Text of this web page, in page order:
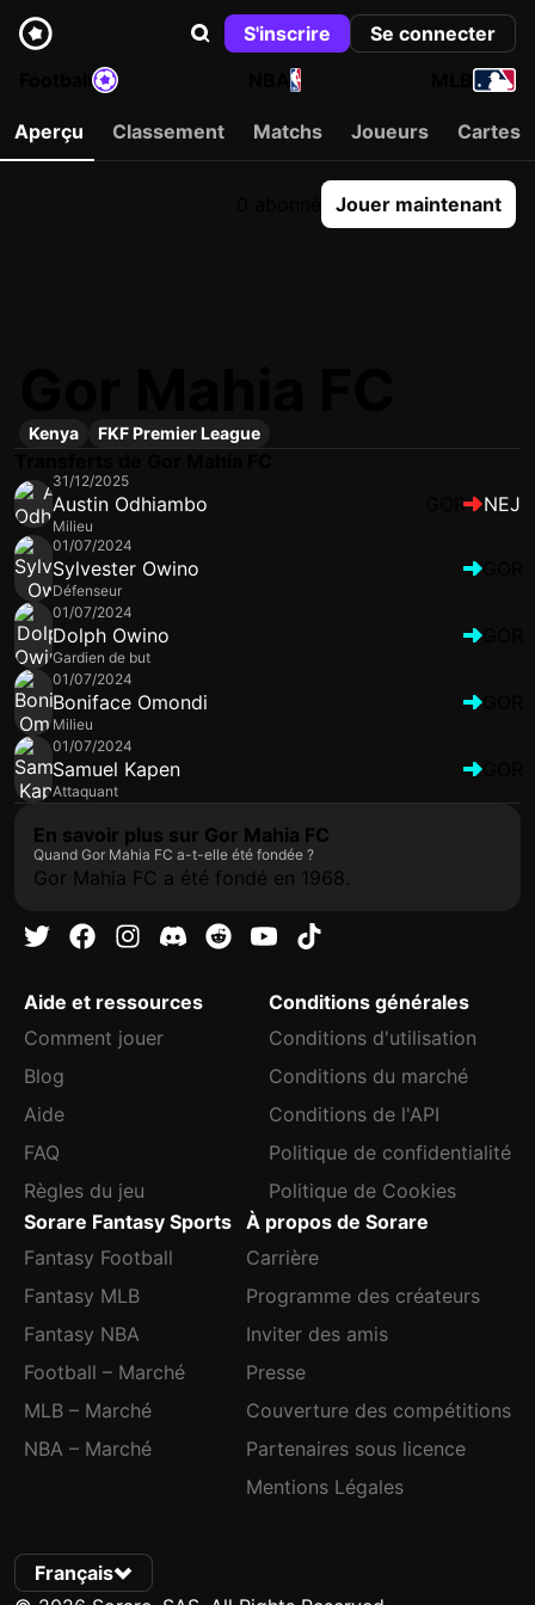
S'inscrire
Se connecter
NBA
Aperçu Classement Matchs Joueurs Cartes
Jouer maintenant
Kenya FKF Premier League
31/12/2025
Austin Odhiambo
Milieu
GOR NEJ
01/07/2024
Sylvester Owino
Défenseur
01/07/2024
Dolph Owino
Gardien de but
01/07/2024
Boniface Omondi
Milieu
01/07/2024
Samuel Kapen
Attaquant
En savoir plus sur Gor Mahia FC
Quand Gor Mahia FC a-t-elle été fondée ?
Gor Mahia FC a été fondé en 1968.
Aide et ressources
Comment jouer
Blog
Aide
FAQ
Règles du jeu
Conditions générales
Conditions d'utilisation
Conditions du marché
Conditions de l'API
Politique de confidentialité
Politique de Cookies
Sorare Fantasy Sports
Fantasy Football
Fantasy MLB
Fantasy NBA
Football – Marché
MLB – Marché
NBA – Marché
À propos de Sorare
Carrière
Programme des créateurs
Inviter des amis
Presse
Couverture des compétitions
Partenaires sous licence
Mentions Légales
Français